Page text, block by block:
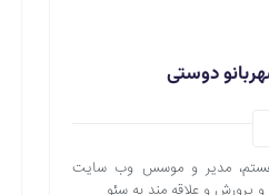
دوستی
مدیر و موسس وب سایت
پرورش و علاقه مند به سئو